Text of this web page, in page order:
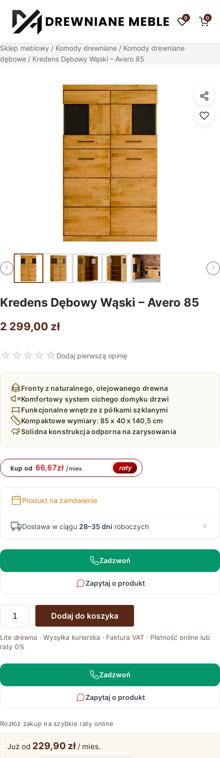
0 0
Sklep meblowy / Komody drewniane / Komody drewniane
dębowe / Kredens Dębowy Wąski – Avero 85
‹ ›
Kredens Dębowy Wąski – Avero 85
2 299,00 zł
☆ ☆ ☆ ☆ ☆ Dodaj pierwszą opinię
Fronty z naturalnego, olejowanego drewna
Komfortowy system cichego domyku drzwi
Funkcjonalne wnętrze z półkami szklanymi
Kompaktowe wymiary: 85 x 40 x 140,5 cm
Solidna konstrukcja odporna na zarysowania
Kup od 66,67zł /mies. raty
Produkt na zamówienie
Dostawa w ciągu 28–35 dni roboczych
Zadzwoń
Zapytaj o produkt
Kredens
Dębowy
Wąski
Avero
Dodaj do koszyka
Lite drewno · Wysyłka kurierska · Faktura VAT · Płatność online lub
raty 0%
Zadzwoń
Zapytaj o produkt
Rozłóż zakup na szybkie raty online
Już od 229,90 zł/ mies.